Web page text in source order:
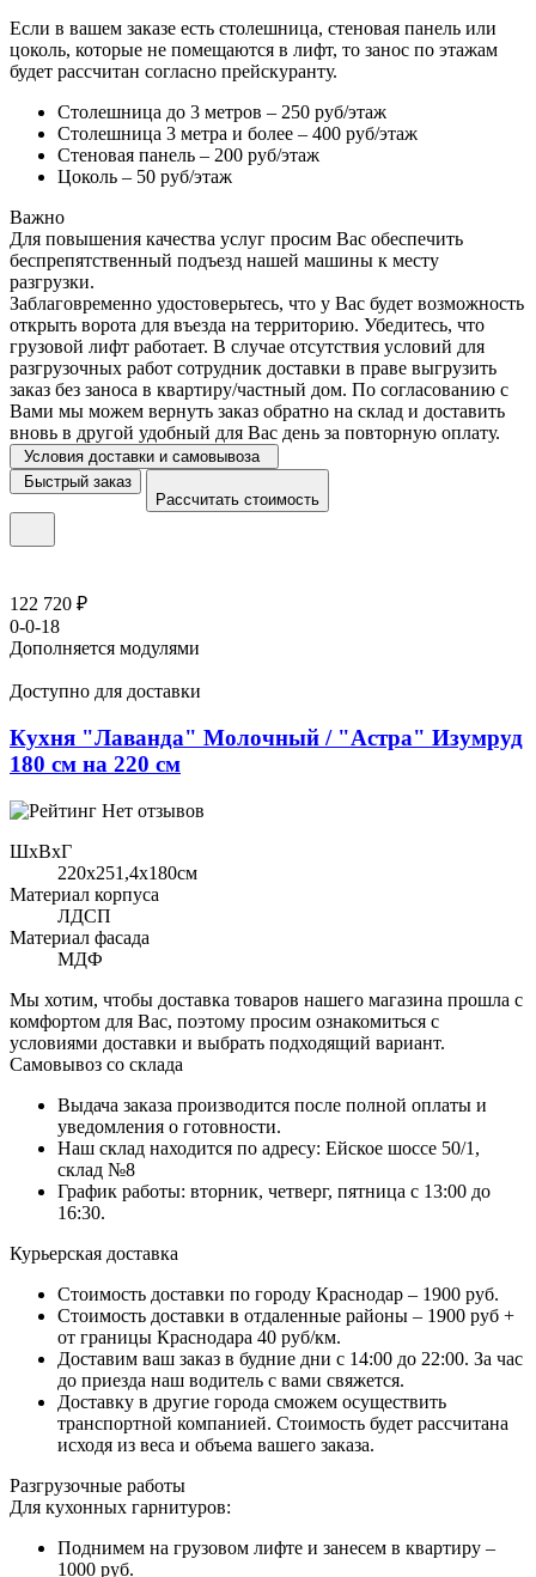
Если в вашем заказе есть столешница, стеновая панель или
цоколь, которые не помещаются в лифт, то занос по этажам
будет рассчитан согласно прейскуранту.
Столешница до 3 метров – 250 руб/этаж
Столешница 3 метра и более – 400 руб/этаж
Стеновая панель – 200 руб/этаж
Цоколь – 50 руб/этаж
Важно
Для повышения качества услуг просим Вас обеспечить
беспрепятственный подъезд нашей машины к месту
разгрузки.
Заблаговременно удостоверьтесь, что у Вас будет возможность
открыть ворота для въезда на территорию. Убедитесь, что
грузовой лифт работает. В случае отсутствия условий для
разгрузочных работ сотрудник доставки в праве выгрузить
заказ без заноса в квартиру/частный дом. По согласованию с
Вами мы можем вернуть заказ обратно на склад и доставить
вновь в другой удобный для Вас день за повторную оплату.
Условия доставки и самовывоза
Быстрый заказ
Рассчитать стоимость
122 720 ₽
0-0-18
Дополняется модулями
Доступно для доставки
Кухня "Лаванда" Молочный / "Астра" Изумруд
180 см на 220 см
Нет отзывов
ШхВхГ
220x251,4х180см
Материал корпуса
ЛДСП
Материал фасада
МДФ
Мы хотим, чтобы доставка товаров нашего магазина прошла с
комфортом для Вас, поэтому просим ознакомиться с
условиями доставки и выбрать подходящий вариант.
Самовывоз со склада
Выдача заказа производится после полной оплаты и
уведомления о готовности.
Наш склад находится по адресу: Ейское шоссе 50/1,
склад №8
График работы: вторник, четверг, пятница с 13:00 до
16:30.
Курьерская доставка
Стоимость доставки по городу Краснодар – 1900 руб.
Стоимость доставки в отдаленные районы – 1900 руб +
от границы Краснодара 40 руб/км.
Доставим ваш заказ в будние дни с 14:00 до 22:00. За час
до приезда наш водитель с вами свяжется.
Доставку в другие города сможем осуществить
транспортной компанией. Стоимость будет рассчитана
исходя из веса и объема вашего заказа.
Разгрузочные работы
Для кухонных гарнитуров:
Поднимем на грузовом лифте и занесем в квартиру –
1000 руб.